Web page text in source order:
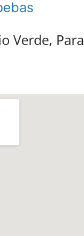
Verde,